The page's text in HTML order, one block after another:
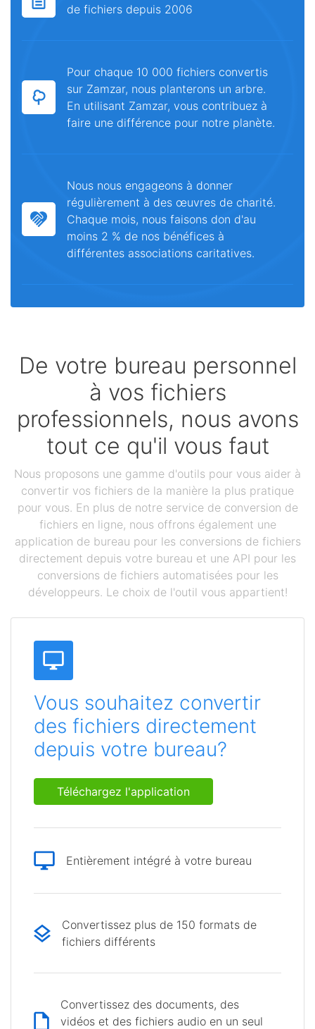
de fichiers depuis 2006
Pour chaque 10 000 fichiers convertis
sur Zamzar, nous planterons un arbre.
En utilisant Zamzar, vous contribuez à
faire une différence pour notre planète.
Nous nous engageons à donner
régulièrement à des œuvres de charité.
Chaque mois, nous faisons don d'au
moins 2 % de nos bénéfices à
différentes associations caritatives.
De votre bureau personnel
à vos fichiers
professionnels, nous avons
tout ce qu'il vous faut
Nous proposons une gamme d'outils pour vous aider à
convertir vos fichiers de la manière la plus pratique
pour vous. En plus de notre service de conversion de
fichiers en ligne, nous offrons également une
application de bureau pour les conversions de fichiers
directement depuis votre bureau et une API pour les
conversions de fichiers automatisées pour les
développeurs. Le choix de l'outil vous appartient!
Vous souhaitez convertir
des fichiers directement
depuis votre bureau?
Téléchargez l'application
Entièrement intégré à votre bureau
Convertissez plus de 150 formats de
fichiers différents
Convertissez des documents, des
vidéos et des fichiers audio en un seul